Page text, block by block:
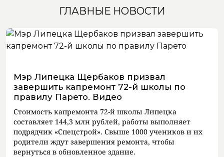
ГЛАВНЫЕ НОВОСТИ
Мэр Липецка Щербаков призвал
завершить капремонт 72-й школы по
правилу Парето. Видео
Стоимость капремонта 72-й школы Липецка
составляет 144,3 млн рублей, работы выполняет
подрядчик «Спецстрой». Свыше 1000 учеников и их
родители ждут завершения ремонта, чтобы
вернуться в обновленное здание.